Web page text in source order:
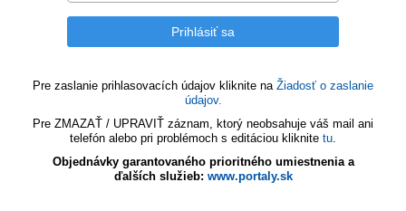
Pre zaslanie prihlasovacích údajov kliknite na Žiadosť o zaslanie
údajov.
Pre ZMAZAŤ / UPRAVIŤ záznam, ktorý neobsahuje váš mail ani
telefón alebo pri problémoch s editáciou kliknite tu.
Objednávky garantovaného prioritného umiestnenia a
ďalších služieb: www.portaly.sk